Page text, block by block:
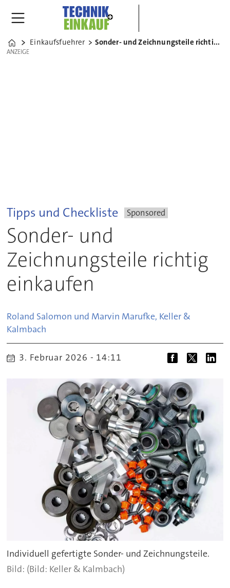
Home
Einkaufsfuehrer Sonder- und Zeichnungsteile richtig einkaufen
ANZEIGE
ANZEIGE
Tipps und Checkliste Sponsored
Sonder- und
Zeichnungsteile richtig
einkaufen
Roland Salomon und Marvin Marufke, Keller &
Kalmbach
3. Februar 2026 - 14:11
Individuell gefertigte Sonder- und Zeichnungsteile.
(Bild: Keller & Kalmbach)